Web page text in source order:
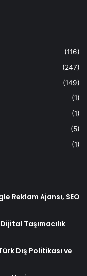
(116)
(247)
(149)
(1)
(1)
(5)
(1)
Reklam Ajansı, SEO
Taşımacılık
Dış Politikası ve